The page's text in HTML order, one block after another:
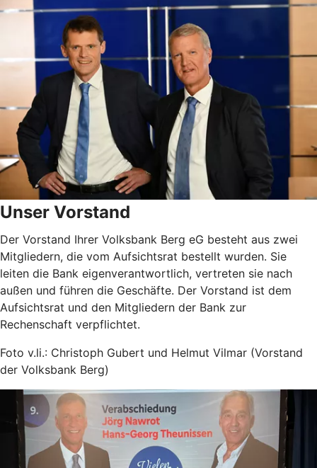
Unser Vorstand
Der Vorstand Ihrer Volksbank Berg eG besteht aus zwei
Mitgliedern, die vom Aufsichtsrat bestellt wurden. Sie
leiten die Bank eigenverantwortlich, vertreten sie nach
außen und führen die Geschäfte. Der Vorstand ist dem
Aufsichtsrat und den Mitgliedern der Bank zur
Rechenschaft verpflichtet.
Foto v.li.: Christoph Gubert und Helmut Vilmar (Vorstand
der Volksbank Berg)